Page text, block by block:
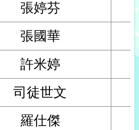
張婷芬
張國華
許米婷
司徒世文
羅仕傑